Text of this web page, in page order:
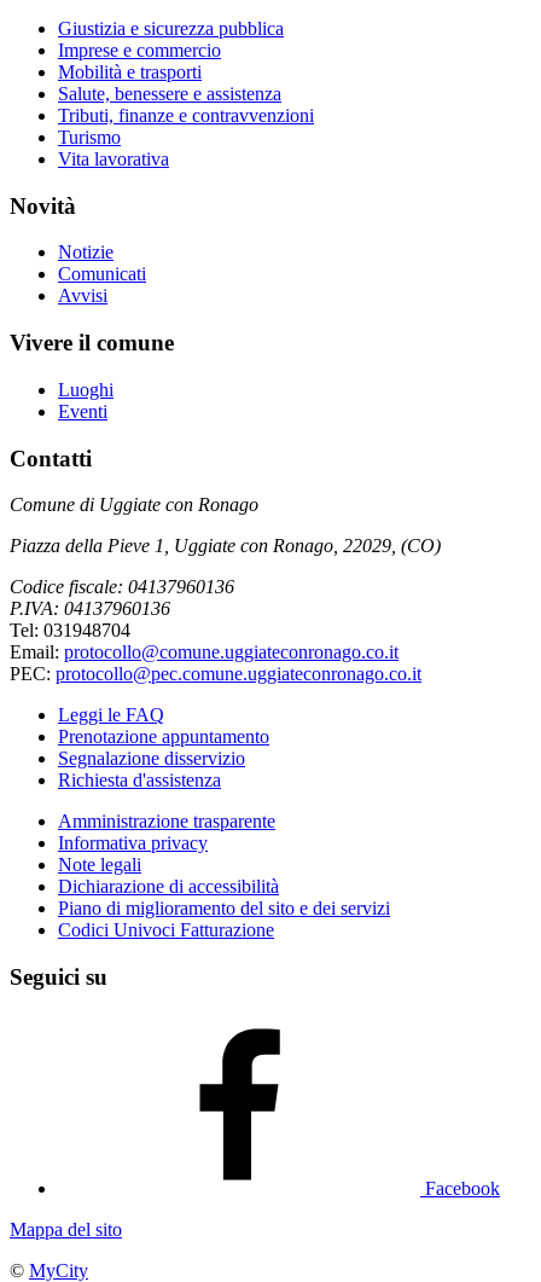
Giustizia e sicurezza pubblica
Imprese e commercio
Mobilità e trasporti
Salute, benessere e assistenza
Tributi, finanze e contravvenzioni
Turismo
Vita lavorativa
Novità
Notizie
Comunicati
Avvisi
Vivere il comune
Luoghi
Eventi
Contatti
Comune di Uggiate con Ronago
Piazza della Pieve 1, Uggiate con Ronago, 22029, (CO)
Codice fiscale: 04137960136
P.IVA: 04137960136
Tel: 031948704
Email: protocollo@comune.uggiateconronago.co.it
PEC: protocollo@pec.comune.uggiateconronago.co.it
Leggi le FAQ
Prenotazione appuntamento
Segnalazione disservizio
Richiesta d'assistenza
Amministrazione trasparente
Informativa privacy
Note legali
Dichiarazione di accessibilità
Piano di miglioramento del sito e dei servizi
Codici Univoci Fatturazione
Seguici su
Facebook
Mappa del sito
© MyCity